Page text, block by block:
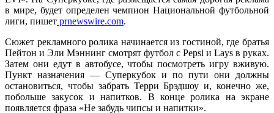
в мире, будет определен чемпион Национальной футбольной
лиги, пишет prnewswire.com.
Сюжет рекламного ролика начинается из гостиной, где братья
Пейтон и Эли Мэннинг смотрят футбол с Pepsi и Lays в руках.
Затем они едут в автобусе, чтобы посмотреть игру вживую.
Пункт назначения — Суперкубок и по пути они должны
остановиться, чтобы забрать Терри Брэдшоу и, конечно же,
побольше закусок и напитков. В конце ролика на экране
появляется фраза «Не забудь чипсы и напитки».